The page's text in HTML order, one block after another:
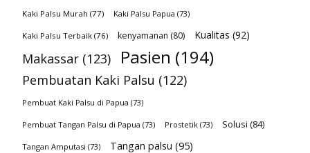
Kaki Palsu Murah (77) Kaki Palsu Papua (73)
Kaki Palsu Terbaik (76) kenyamanan (80) Kualitas (92)
Makassar (123) Pasien (194)
Pembuatan Kaki Palsu (122)
Pembuat Kaki Palsu di Papua (73)
Pembuat Tangan Palsu di Papua (73) Prostetik (73) Solusi (84)
Tangan Amputasi (73) Tangan palsu (95)